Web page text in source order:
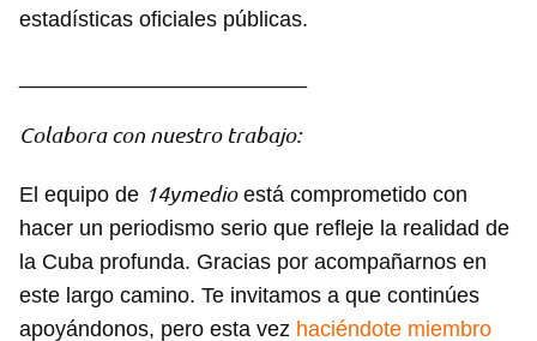
Guardar como favorito
Para poder guardar como favorito, primero has de
iniciar sesión con tu cuenta de 14ymedio.
estadísticas oficiales públicas.
Colabora con nuestro trabajo:
El equipo de 14ymedioestá comprometido con
hacer un periodismo serio que refleje la realidad de
la Cuba profunda. Gracias por acompañarnos en
este largo camino. Te invitamos a que continúes
apoyándonos, pero esta vez haciéndote miembro